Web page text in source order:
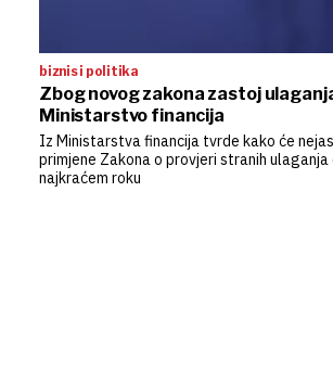
biznis i politika
Zbog novog zakona zastoj
Ministarstvo financija
Iz Ministarstva financija tvrde kako će
primjene Zakona o provjeri stranih
najkraćem roku